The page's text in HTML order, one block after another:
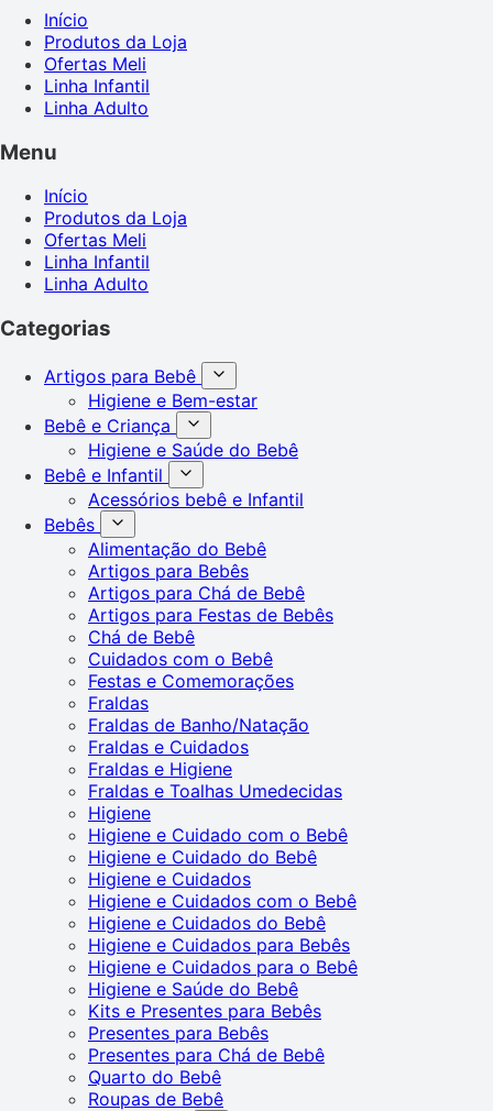
Início
Produtos da Loja
Ofertas Meli
Linha Infantil
Linha Adulto
Menu
Início
Produtos da Loja
Ofertas Meli
Linha Infantil
Linha Adulto
Categorias
Artigos para Bebê
Higiene e Bem-estar
Bebê e Criança
Higiene e Saúde do Bebê
Bebê e Infantil
Acessórios bebê e Infantil
Bebês
Alimentação do Bebê
Artigos para Bebês
Artigos para Chá de Bebê
Artigos para Festas de Bebês
Chá de Bebê
Cuidados com o Bebê
Festas e Comemorações
Fraldas
Fraldas de Banho/Natação
Fraldas e Cuidados
Fraldas e Higiene
Fraldas e Toalhas Umedecidas
Higiene
Higiene e Cuidado com o Bebê
Higiene e Cuidado do Bebê
Higiene e Cuidados
Higiene e Cuidados com o Bebê
Higiene e Cuidados do Bebê
Higiene e Cuidados para Bebês
Higiene e Cuidados para o Bebê
Higiene e Saúde do Bebê
Kits e Presentes para Bebês
Presentes para Bebês
Presentes para Chá de Bebê
Quarto do Bebê
Roupas de Bebê